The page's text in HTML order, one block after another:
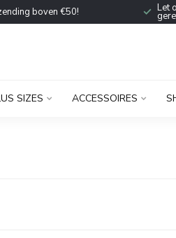
boven €50! Let
SIZES ACCESSOIRES